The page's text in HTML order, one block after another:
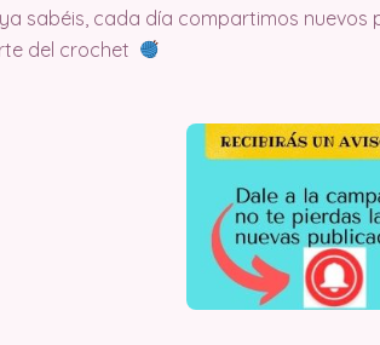
sabéis, cada día compartimos
del crochet